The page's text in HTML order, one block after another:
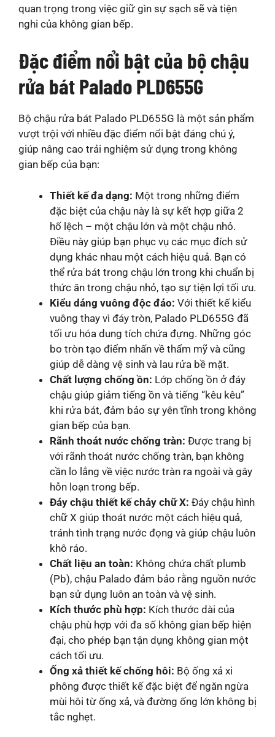
quan trọng trong việc giữ gìn sự sạch sẽ và tiện
nghi của không gian bếp.
Đặc điểm nổi bật của bộ chậu
rửa bát Palado PLD655G
Bộ chậu rửa bát Palado PLD655G là một sản phẩm
vượt trội với nhiều đặc điểm nổi bật đáng chú ý,
giúp nâng cao trải nghiệm sử dụng trong không
gian bếp của bạn:
Thiết kế đa dạng: Một trong những điểm
đặc biệt của chậu này là sự kết hợp giữa 2
hố lệch – một chậu lớn và một chậu nhỏ.
Điều này giúp bạn phục vụ các mục đích sử
dụng khác nhau một cách hiệu quả. Bạn có
thể rửa bát trong chậu lớn trong khi chuẩn bị
thức ăn trong chậu nhỏ, tạo sự tiện lợi tối ưu.
Kiểu dáng vuông độc đáo: Với thiết kế kiểu
vuông thay vì đáy tròn, Palado PLD655G đã
tối ưu hóa dung tích chứa đựng. Những góc
bo tròn tạo điểm nhấn về thẩm mỹ và cũng
giúp dễ dàng vệ sinh và lau rửa bề mặt.
Chất lượng chống ồn: Lớp chống ồn ở đáy
chậu giúp giảm tiếng ồn và tiếng “kêu kêu”
khi rửa bát, đảm bảo sự yên tĩnh trong không
gian bếp của bạn.
Rãnh thoát nước chống tràn: Được trang bị
với rãnh thoát nước chống tràn, bạn không
cần lo lắng về việc nước tràn ra ngoài và gây
hỗn loạn trong bếp.
Đáy chậu thiết kế chảy chữ X: Đáy chậu hình
chữ X giúp thoát nước một cách hiệu quả,
tránh tình trạng nước đọng và giúp chậu luôn
khô ráo.
Chất liệu an toàn: Không chứa chất plumb
(Pb), chậu Palado đảm bảo rằng nguồn nước
bạn sử dụng luôn an toàn và vệ sinh.
Kích thước phù hợp: Kích thước dài của
chậu phù hợp với đa số không gian bếp hiện
đại, cho phép bạn tận dụng không gian một
cách tối ưu.
Ống xả thiết kế chống hôi: Bộ ống xả xi
phông được thiết kế đặc biệt để ngăn ngừa
mùi hôi từ ống xả, và đường ống lớn không bị
tắc nghẹt.